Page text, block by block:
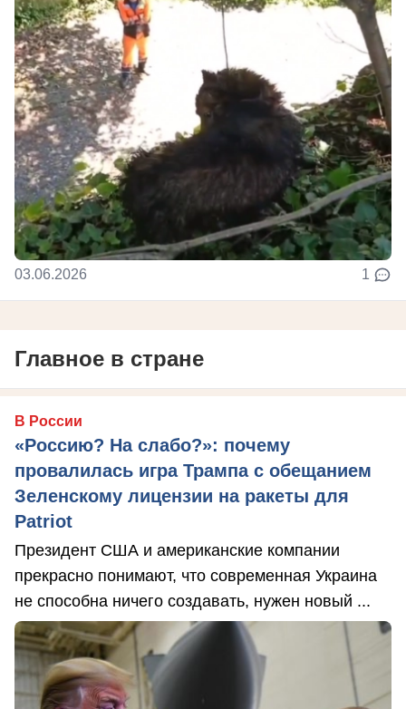
03.06.2026 1
Главное в стране
В России
«Россию? На слабо?»: почему
провалилась игра Трампа с обещанием
Зеленскому лицензии на ракеты для
Patriot
Президент США и американские компании
прекрасно понимают, что современная Украина
не способна ничего создавать, нужен новый ...